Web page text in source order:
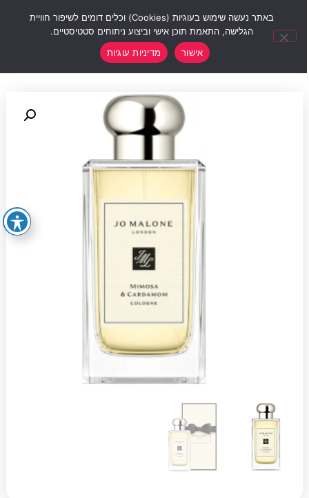
באתר נעשה שימוש בעוגיות (Cookies) וכלים דומים לשיפור חוויית
הגלישה, התאמת תוכן אישי וביצוע ניתוחים סטטיסטיים.
אישור
מדיניות עוגיות